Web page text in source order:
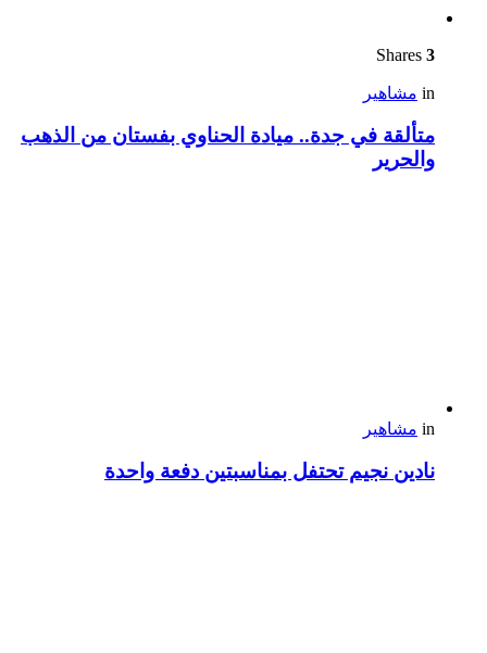
3
in مشاهير
متألقة في جدة.. ميادة الحناوي بفستان من الذهب
والحرير
in مشاهير
نادين نجيم تحتفل بمناسبتين دفعة واحدة